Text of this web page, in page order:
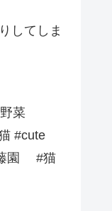
してしま
菜
#cute
園 #猫